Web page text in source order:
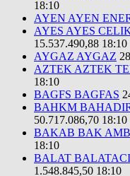
18:10
AYEN AYEN
AYES AYES
15.537.490,88 18:10
AYGAZ AYGAZ
AZTEK AZTEK
18:10
BAGFS BAGFAS
BAHKM
50.717.086,70 18:10
BAKAB BAK
18:10
BALAT
1.548.845,50 18:10